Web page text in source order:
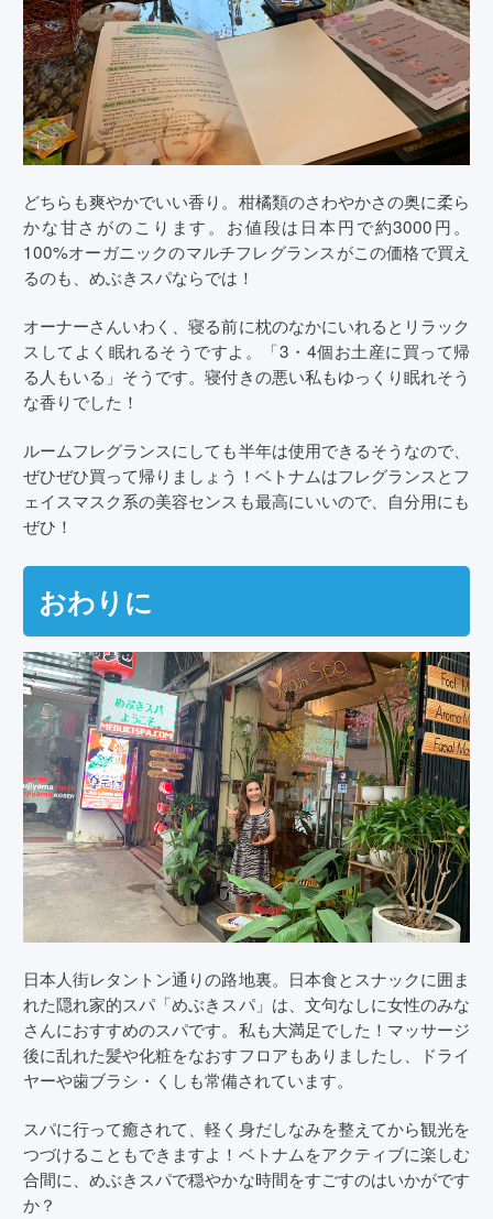
どちらも爽やかでいい香り。柑橘類のさわやかさの奥に柔ら
かな甘さがのこります。お値段は日本円で約3000円。
100%オーガニックのマルチフレグランスがこの価格で買え
るのも、めぶきスパならでは！
オーナーさんいわく、寝る前に枕のなかにいれるとリラック
スしてよく眠れるそうですよ。「3・4個お土産に買って帰
る人もいる」そうです。寝付きの悪い私もゆっくり眠れそう
な香りでした！
ルームフレグランスにしても半年は使用できるそうなので、
ぜひぜひ買って帰りましょう！ベトナムはフレグランスとフ
ェイスマスク系の美容センスも最高にいいので、自分用にも
ぜひ！
おわりに
日本人街レタントン通りの路地裏。日本食とスナックに囲ま
れた隠れ家的スパ「めぶきスパ」は、文句なしに女性のみな
さんにおすすめのスパです。私も大満足でした！マッサージ
後に乱れた髪や化粧をなおすフロアもありましたし、ドライ
ヤーや歯ブラシ・くしも常備されています。
スパに行って癒されて、軽く身だしなみを整えてから観光を
つづけることもできますよ！ベトナムをアクティブに楽しむ
合間に、めぶきスパで穏やかな時間をすごすのはいかがです
か？